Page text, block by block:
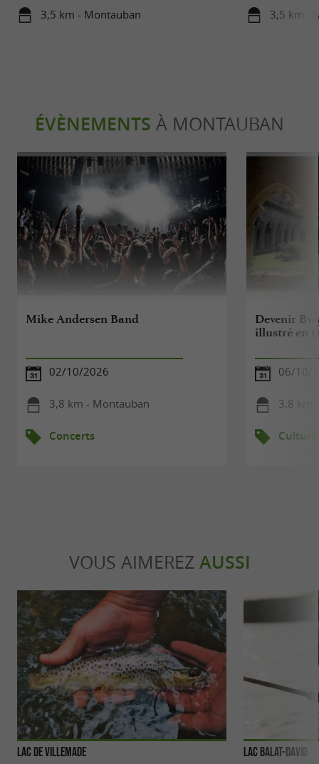
3,5 km - Montauban 3,5 km -
ÉVÈNEMENTS À MONTAUBAN
Mike Andersen Band
02/10/2026
3,8 km - Montauban
Concerts
Devenir
illustré en
06/10/
3,8 km
Culture
VOUS AIMEREZ AUSSI
Lac de Villemade Lac Balat-David